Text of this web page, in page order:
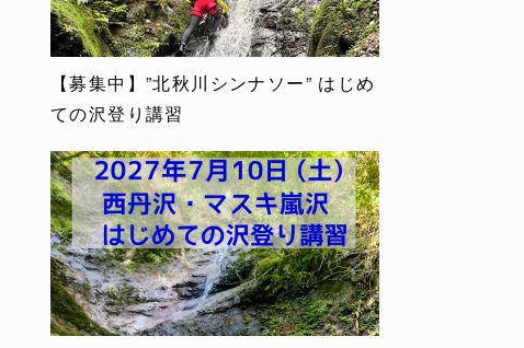
【募集中】”北秋川シンナソー” はじめ
ての沢登り講習